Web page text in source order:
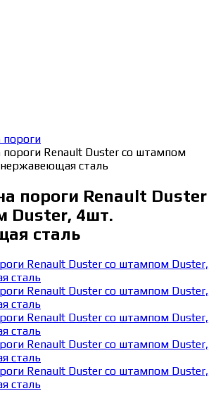
пороги
пороги Renault Duster со штампом
сталь
пороги Renault Duster
Duster, 4шт.
сталь